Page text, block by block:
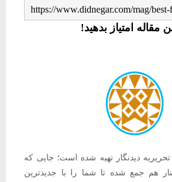
مقاله امتیاز بدهید!
دیدنگار تهیه شده است؛ جایی که
هم جمع شده تا شما را با جدیدترین